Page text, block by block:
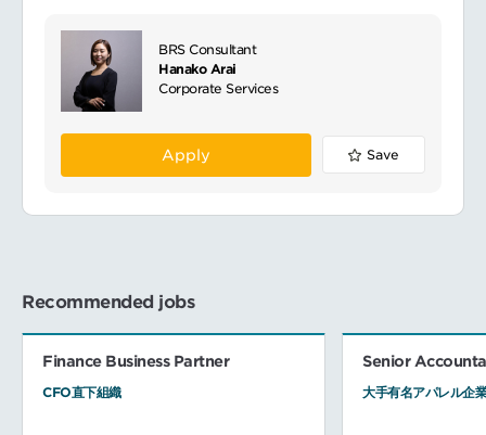
BRS Consultant
Hanako Arai
Corporate Services
Apply Save
Recommended jobs
Finance Business Partner
CFO直下組織
Senior
大手有名アパレル企